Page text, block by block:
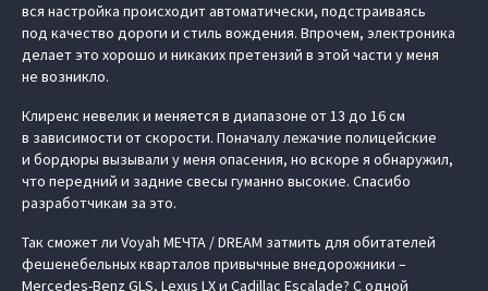
вся настройка происходит автоматически, подстраиваясь
под качество дороги и стиль вождения. Впрочем, электроника
делает это хорошо и никаких претензий в этой части у меня
не возникло.
Клиренс невелик и меняется в диапазоне от 13 до 16 см
в зависимости от скорости. Поначалу лежачие полицейские
и бордюры вызывали у меня опасения, но вскоре я обнаружил,
что передний и задние свесы гуманно высокие. Спасибо
разработчикам за это.
Так сможет ли Voyah МЕЧТА / DREAM затмить для обитателей
фешенебельных кварталов привычные внедорожники –
Mercedes-Benz GLS, Lexus LX и Cadillac Escalade? С одной